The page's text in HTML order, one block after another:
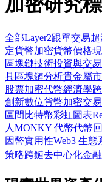
加密研究
全部Layer2跟單交易
定貨幣加密貨幣價格
區塊鏈技術投資與交易
具區塊鏈分析貴金屬
股票加密代幣經濟學
創新數位貨幣加密交易
區間 比特幣彩虹圖表
人 MONKY 代幣代幣
因幣實用性Web3 生態
策略跨鏈去中心化金融